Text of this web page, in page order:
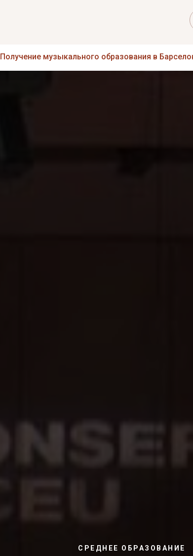
Получение музыкального образования в
СРЕДНЕЕ ОБРАЗОВАНИЕ